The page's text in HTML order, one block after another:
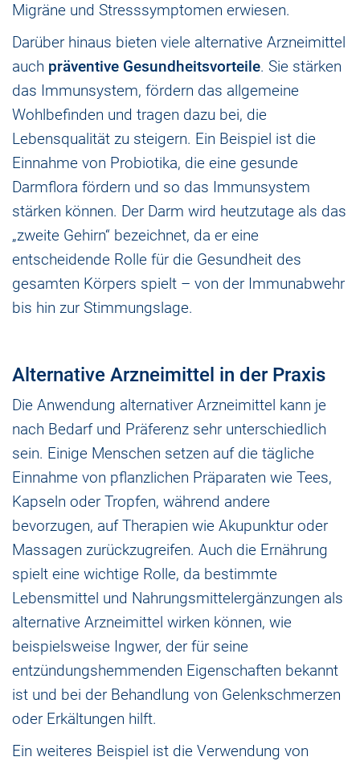
Migräne und Stresssymptomen erwiesen.
Darüber hinaus bieten viele alternative Arzneimittel
auch präventive Gesundheitsvorteile. Sie stärken
das Immunsystem, fördern das allgemeine
Wohlbefinden und tragen dazu bei, die
Lebensqualität zu steigern. Ein Beispiel ist die
Einnahme von Probiotika, die eine gesunde
Darmflora fördern und so das Immunsystem
stärken können. Der Darm wird heutzutage als das
„zweite Gehirn“ bezeichnet, da er eine
entscheidende Rolle für die Gesundheit des
gesamten Körpers spielt – von der Immunabwehr
bis hin zur Stimmungslage.
Alternative Arzneimittel in der Praxis
Die Anwendung alternativer Arzneimittel kann je
nach Bedarf und Präferenz sehr unterschiedlich
sein. Einige Menschen setzen auf die tägliche
Einnahme von pflanzlichen Präparaten wie Tees,
Kapseln oder Tropfen, während andere
bevorzugen, auf Therapien wie Akupunktur oder
Massagen zurückzugreifen. Auch die Ernährung
spielt eine wichtige Rolle, da bestimmte
Lebensmittel und Nahrungsmittelergänzungen als
alternative Arzneimittel wirken können, wie
beispielsweise Ingwer, der für seine
entzündungshemmenden Eigenschaften bekannt
ist und bei der Behandlung von Gelenkschmerzen
oder Erkältungen hilft.
Ein weiteres Beispiel ist die Verwendung von